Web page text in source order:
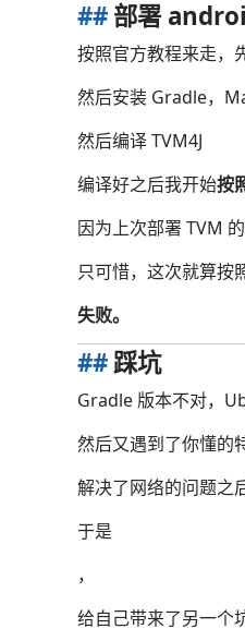
##部署
按照官方教程来走，
然后安装 Gradle，
然后编译 TVM4J
编译好之后我开始按
因为上次部署 TVM
只可惜，这次就算按
失败。
##踩坑
Gradle 版本不对，
然后又遇到了你懂的
解决了网络的问题之
于是
，
给自己带来了另一个